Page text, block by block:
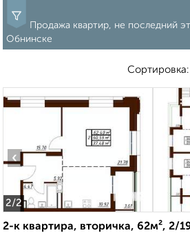
Продажа квартир, не последний
Обнинске
Сортировка:
2/2
‹
2-к квартира, вторичка, 62м², 2/